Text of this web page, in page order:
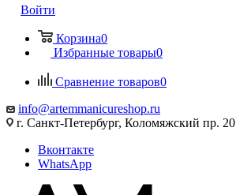
Войти
Корзина0
Избранные товары0
Сравнение товаров0
info@artemmanicureshop.ru
г. Санкт-Петербург, Коломяжский пр. 20
Вконтакте
WhatsApp